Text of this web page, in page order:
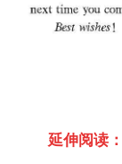
延伸阅读：